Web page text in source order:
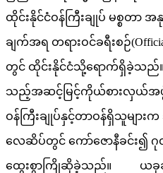
ထိုင်းနိုင်ငံဝန်ကြီးချုပ် မစ္စတာ
ချက်အရ တရားဝင်ခရီးစဉ်
တွင် ထိုင်းနိုင်ငံသို့ရောက်ရှိခဲ့သည်။
သည့်အဆင့်မြင့်ကိုယ်စားလှယ်အဖွဲ့
ဝန်ကြီးချုပ်နှင့်တာဝန်ရှိသူများ
လေဆိပ်တွင် ကော်ဇောနီခင်း၍
ထွေးစွာကြိုဆိုခဲ့သည်။ ယခုခရီ